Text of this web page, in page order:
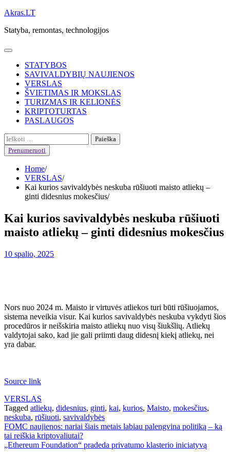
Skip
content
Akras.LT
Statyba, remontas, technologijos
STATYBOS
SAVIVALDYBIŲ NAUJIENOS
VERSLAS
ŠVIETIMAS IR MOKSLAS
TURIZMAS IR KELIONĖS
KRIPTOTURTAS
PASLAUGOS
Ieškoti:
Prenumeruoti
Home
VERSLAS
Kai kurios savivaldybės neskuba rūšiuoti maisto atliekų –
ginti didesnius mokesčius
Kai kurios savivaldybės neskuba rūšiuoti
maisto atliekų – ginti didesnius mokesčius
10 spalio, 2025
Nors nuo 2024 m. Maisto ir virtuvės atliekos turi būti rūšiuojamos,
sistema neveikia visur. Kai kurios savivaldybės neskuba vykdyti šios
procedūros ir neišskiria maisto atliekų nuo visų šiukšlių. Atliekų
valdytojai sako, kad jie gali priimti daug didesnį kiekį atliekų, nei
yra dabar.
Source link
VERSLAS
Tagged atliekų, didesnius, ginti, kai, kurios, Maisto, mokesčius,
neskuba, rūšiuoti, savivaldybės
Navigacija
tarp
FOMC naujienos: nariai šiais metais labiau palengvina politiką – ką
tai reiškia kriptovaliutai?
„Ethereum Foundation“ pradeda privatumo klasterio iniciatyvą